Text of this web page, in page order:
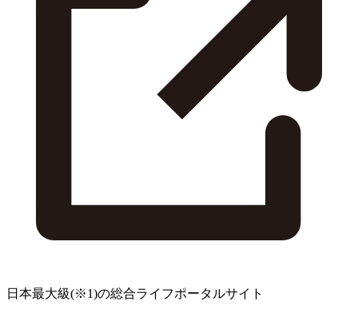
日本最大級(※1)の総合ライフポータルサイト